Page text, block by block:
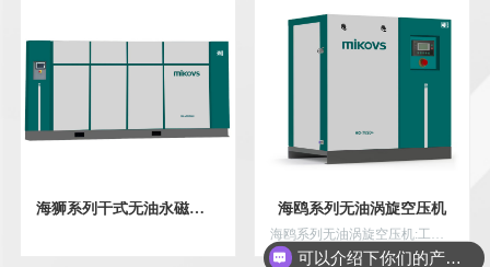
海狮系列干式无油永磁变频空压机 海鸥系列无油涡旋空压机
海鸥系列无油涡旋空压机:工作过程无须添加任何油品介质,零排放、绿色环保,旋转压缩结构连续运动无往复,低噪音、静音环保,涡旋压缩持续做工没有无用功,低电耗、节能环保
可以介绍下你们的产品么